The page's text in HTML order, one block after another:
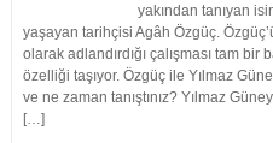
yakından tanıyan
yaşayan tarihçisi Agâh Özgüç.
olarak adlandırdığı çalışması tam
özelliği taşıyor. Özgüç ile Yılmaz
ve ne zaman tanıştınız? Yılmaz
[…]